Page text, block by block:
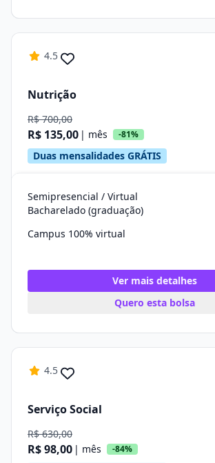
4.5
Nutrição
R$ 700,00
R$ 135,00 | mês -81%
Duas mensalidades GRÁTIS
Semipresencial / Virtual
Bacharelado (graduação)
Campus 100% virtual
Ver mais detalhes
Quero esta bolsa
4.5
Serviço Social
R$ 630,00
R$ 98,00 | mês -84%